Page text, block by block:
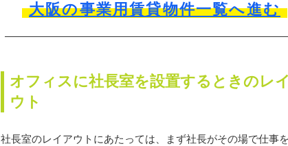
大阪の事業用賃貸物件一覧へ進む
オフィスに社長室を設置するときのレ
ウト
社長室のレイアウトにあたっては、まず社長がその場で仕事